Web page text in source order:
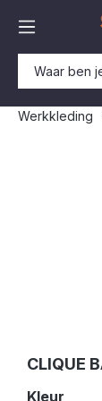
Werkkleding
CLIQUE
Selecteer
Kleur